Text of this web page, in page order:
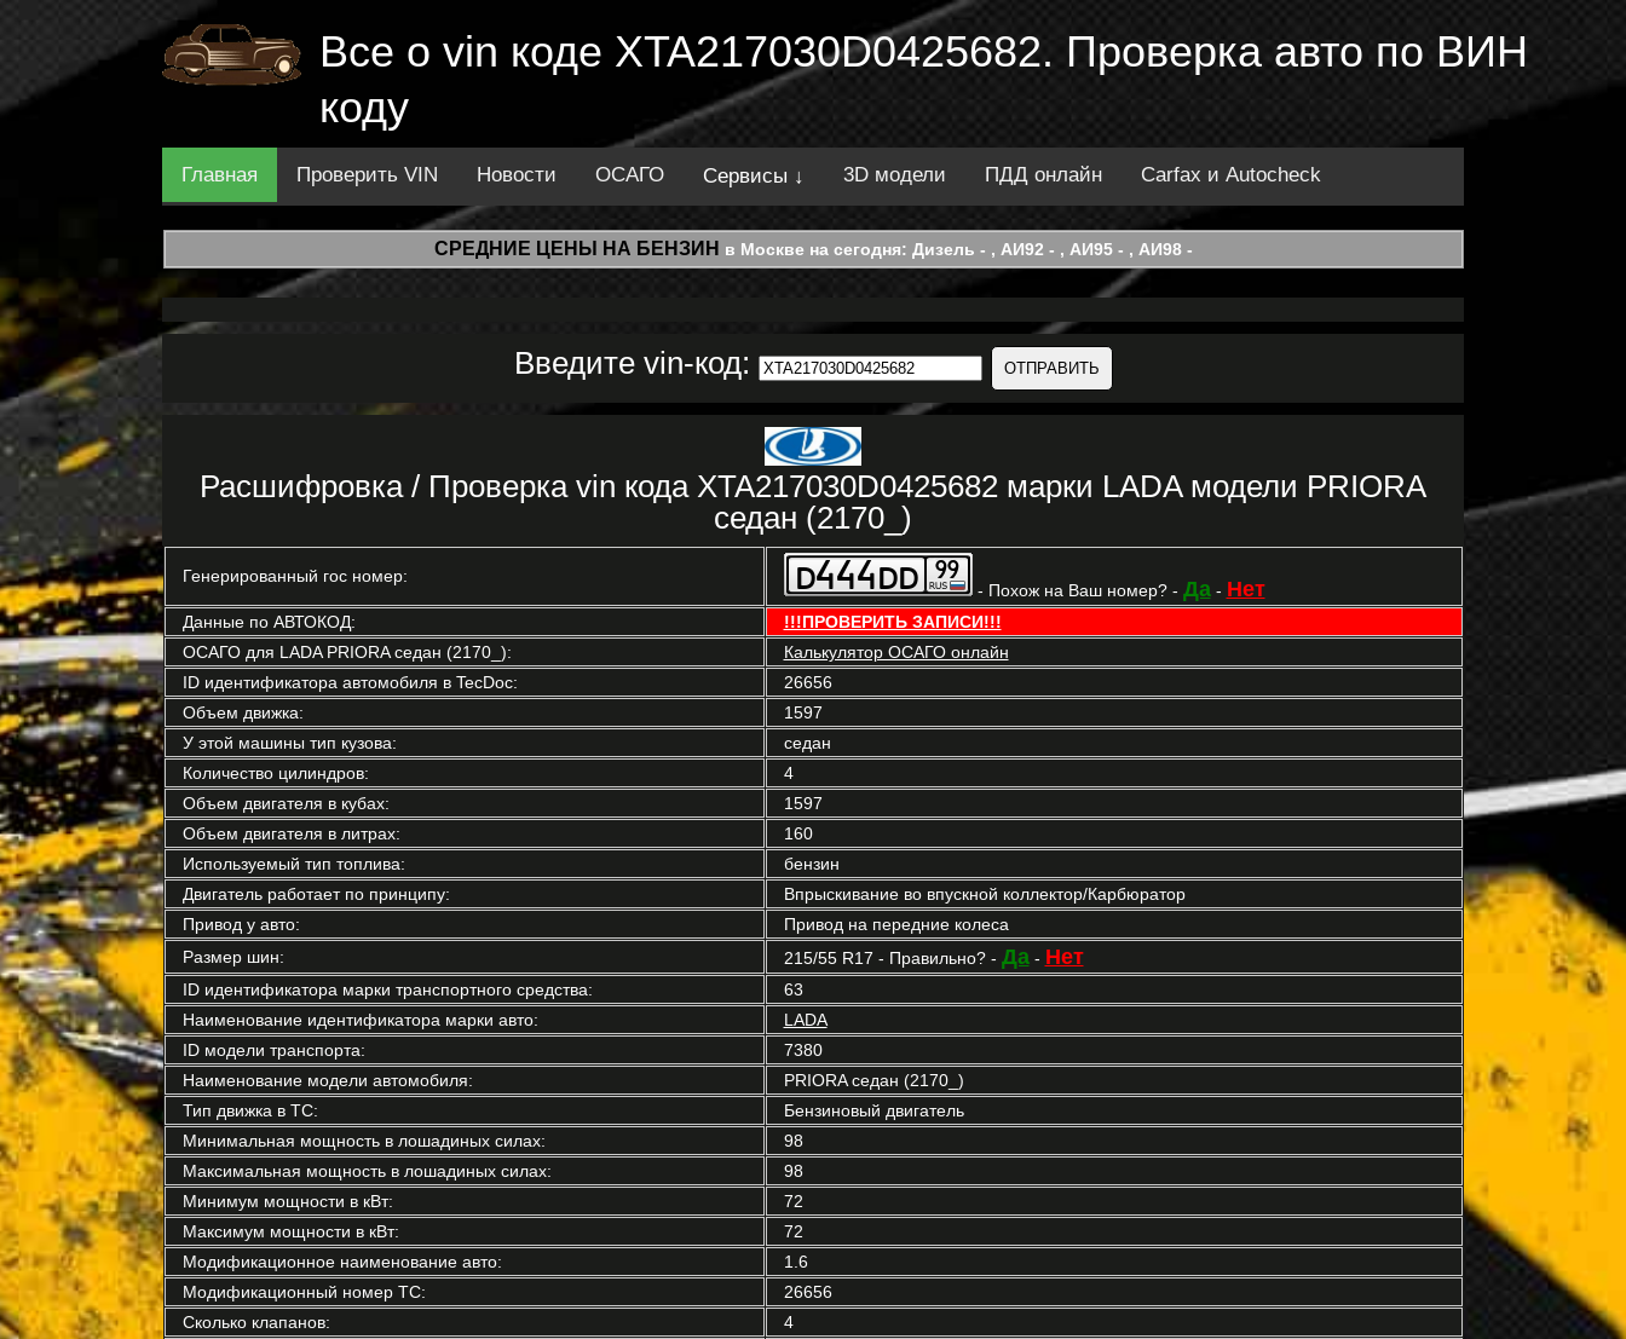
Все о vin коде XTA217030D0425682. Проверка авто по ВИН
коду
Главная Проверить VIN Новости ОСАГО Сервисы ↓ 3D модели ПДД онлайн Carfax и Autocheck
СРЕДНИЕ ЦЕНЫ НА БЕНЗИН в Москве на сегодня: Дизель - , АИ92 - , АИ95 - , АИ98 -
Введите vin-код:
Расшифровка / Проверка vin кода XTA217030D0425682 марки LADA модели PRIORA
седан (2170_)
Генерированный гос номер:
- Похож на Ваш номер? - Да- Нет
Данные по АВТОКОД:
!!!ПРОВЕРИТЬ ЗАПИСИ!!!
ОСАГО для LADA PRIORA седан (2170_):
Калькулятор ОСАГО онлайн
ID идентификатора автомобиля в TecDoc:
26656
Объем движка:
1597
У этой машины тип кузова:
седан
Количество цилиндров:
4
Объем двигателя в кубах:
1597
Объем двигателя в литрах:
160
Используемый тип топлива:
бензин
Двигатель работает по принципу:
Впрыскивание во впускной коллектор/Карбюратор
Привод у авто:
Привод на передние колеса
Размер шин:
215/55 R17 - Правильно? - Да- Нет
ID идентификатора марки транспортного средства:
63
Наименование идентификатора марки авто:
LADA
ID модели транспорта:
7380
Наименование модели автомобиля:
PRIORA седан (2170_)
Тип движка в ТС:
Бензиновый двигатель
Минимальная мощность в лошадиных силах:
98
Максимальная мощность в лошадиных силах:
98
Минимум мощности в кВт:
72
Максимум мощности в кВт:
72
Модификационное наименование авто:
1.6
Модификационный номер ТС:
26656
Сколько клапанов:
4